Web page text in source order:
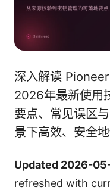
深入解读
2026年最新使用
要点、常见误区
景下高效、安全地
Updated 2026-
refreshed with